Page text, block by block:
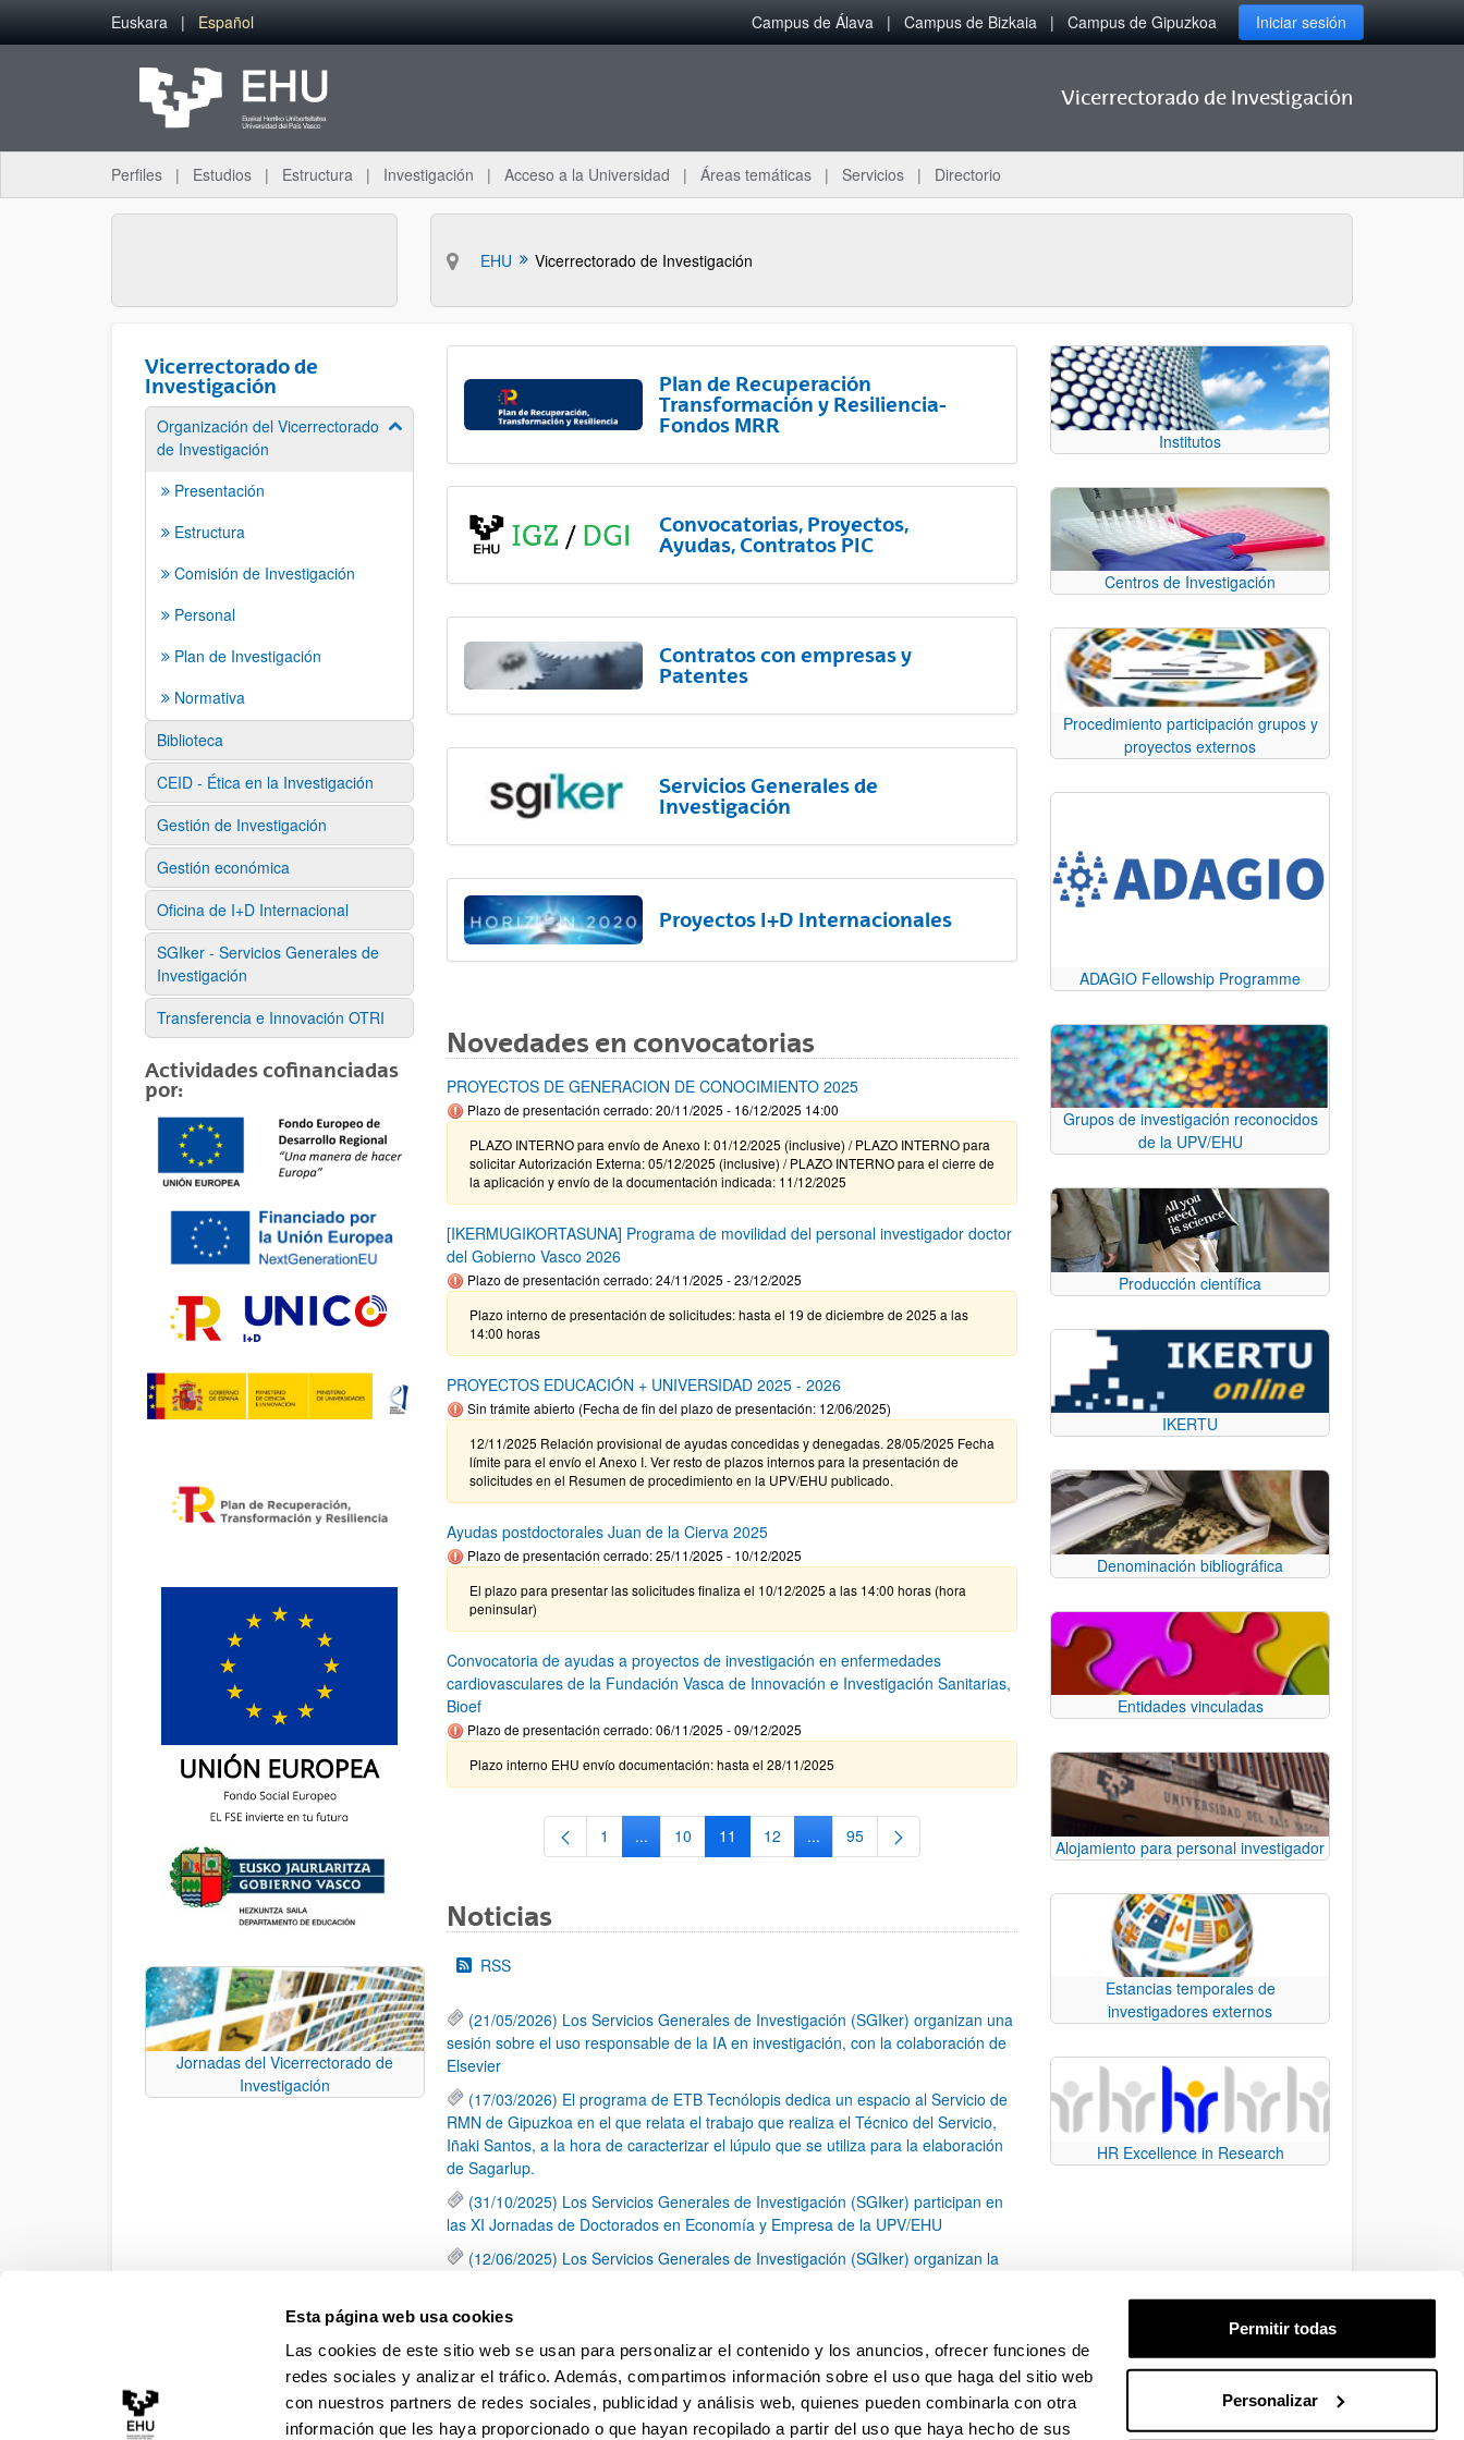
Esta página web usa cookies
Las cookies de este sitio web se usan para personalizar el contenido y los anuncios, ofrecer funciones de
redes sociales y analizar el tráfico. Además, compartimos información sobre el uso que haga del sitio web
con nuestros partners de redes sociales, publicidad y análisis web, quienes pueden combinarla con otra
información que les haya proporcionado o que hayan recopilado a partir del uso que haya hecho de sus
Permitir todas
Personalizar
Saltar al contenido principal
Euskara Español Campus de Álava Campus de Bizkaia Campus de Gipuzkoa Iniciar sesión
Vicerrectorado de Investigación
Perfiles Estudios Estructura Investigación Acceso a la Universidad Áreas temáticas Servicios Directorio
EHU Vicerrectorado de Investigación
Vicerrectorado de
Investigación
Organización del Vicerrectorado
de Investigación
Mostrar/ocultar subpáginas
Presentación
Estructura
Comisión de Investigación
Personal
Plan de Investigación
Normativa
Biblioteca
CEID - Ética en la Investigación
Gestión de Investigación
Gestión económica
Oficina de I+D Internacional
SGIker - Servicios Generales de
Investigación
Transferencia e Innovación OTRI
Actividades cofinanciadas
por:
Jornadas del Vicerrectorado de
Investigación
Plan de Recuperación
Transformación y Resiliencia-
Fondos MRR
Convocatorias, Proyectos,
Ayudas, Contratos PIC
Contratos con empresas y
Patentes
Servicios Generales de
Investigación
Proyectos I+D Internacionales
Novedades en convocatorias
PROYECTOS DE GENERACION DE CONOCIMIENTO 2025
Plazo de presentación cerrado: 20/11/2025 - 16/12/2025 14:00
PLAZO INTERNO para envío de Anexo I: 01/12/2025 (inclusive) / PLAZO INTERNO para
solicitar Autorización Externa: 05/12/2025 (inclusive) / PLAZO INTERNO para el cierre de
la aplicación y envío de la documentación indicada: 11/12/2025
[IKERMUGIKORTASUNA] Programa de movilidad del personal investigador doctor
del Gobierno Vasco 2026
Plazo de presentación cerrado: 24/11/2025 - 23/12/2025
Plazo interno de presentación de solicitudes: hasta el 19 de diciembre de 2025 a las
14:00 horas
PROYECTOS EDUCACIÓN + UNIVERSIDAD 2025 - 2026
Sin trámite abierto (Fecha de fin del plazo de presentación: 12/06/2025)
12/11/2025 Relación provisional de ayudas concedidas y denegadas. 28/05/2025 Fecha
límite para el envío el Anexo I. Ver resto de plazos internos para la presentación de
solicitudes en el Resumen de procedimiento en la UPV/EHU publicado.
Ayudas postdoctorales Juan de la Cierva 2025
Plazo de presentación cerrado: 25/11/2025 - 10/12/2025
El plazo para presentar las solicitudes finaliza el 10/12/2025 a las 14:00 horas (hora
peninsular)
Convocatoria de ayudas a proyectos de investigación en enfermedades
cardiovasculares de la Fundación Vasca de Innovación e Investigación Sanitarias,
Bioef
Plazo de presentación cerrado: 06/11/2025 - 09/12/2025
Plazo interno EHU envío documentación: hasta el 28/11/2025
Página
1 ...Páginas intermedias Use TAB para desplazarse.
Página
10 Página
11 Página
12 ...Páginas intermedias Use TAB para desplazarse.
Página
95
Noticias
RSS
(21/05/2026) Los Servicios Generales de Investigación (SGIker) organizan una
sesión sobre el uso responsable de la IA en investigación, con la colaboración de
Elsevier
(17/03/2026) El programa de ETB Tecnólopis dedica un espacio al Servicio de
RMN de Gipuzkoa en el que relata el trabajo que realiza el Técnico del Servicio,
Iñaki Santos, a la hora de caracterizar el lúpulo que se utiliza para la elaboración
de Sagarlup.
(31/10/2025) Los Servicios Generales de Investigación (SGIker) participan en
las XI Jornadas de Doctorados en Economía y Empresa de la UPV/EHU
(12/06/2025) Los Servicios Generales de Investigación (SGIker) organizan la
una caracterización química de dos variedades de lúpulo silvestre
Página
1 Página
2 Página
3 ...
Páginas intermedias Use TAB para desplazarse.
Página
79
Institutos
Centros de Investigación
Procedimiento participación grupos y
proyectos externos
ADAGIO Fellowship Programme
Grupos de investigación reconocidos
de la UPV/EHU
Producción científica
IKERTU
Denominación bibliográfica
Entidades vinculadas
Alojamiento para personal investigador
Estancias temporales de
investigadores externos
HR Excellence in Research